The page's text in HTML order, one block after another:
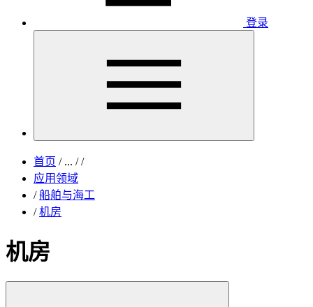
登录
首页 /... / /
应用领域
/ 船舶与海工
/ 机房
机房